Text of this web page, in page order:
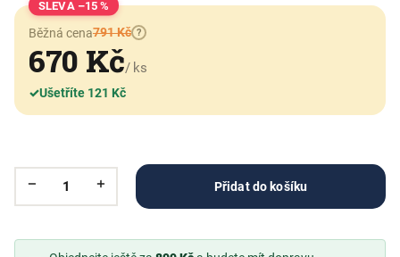
–15 %
Běžná cena791 Kč ?
670 Kč/ ks
✓Ušetříte 121 Kč
Přidat do košíku